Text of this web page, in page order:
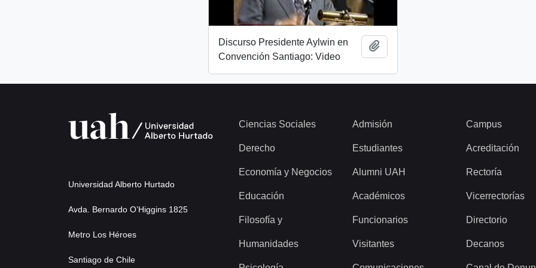
Discurso Presidente Aylwin en
Convención Santiago: Video
Universidad Alberto Hurtado
Avda. Bernardo O’Higgins 1825
Metro Los Héroes
Santiago de Chile
Ciencias Sociales
Derecho
Economía y Negocios
Educación
Filosofía y
Humanidades
Admisión
Estudiantes
Alumni UAH
Académicos
Funcionarios
Visitantes
Campus
Acreditación
Rectoría
Vicerrectorías
Directorio
Decanos